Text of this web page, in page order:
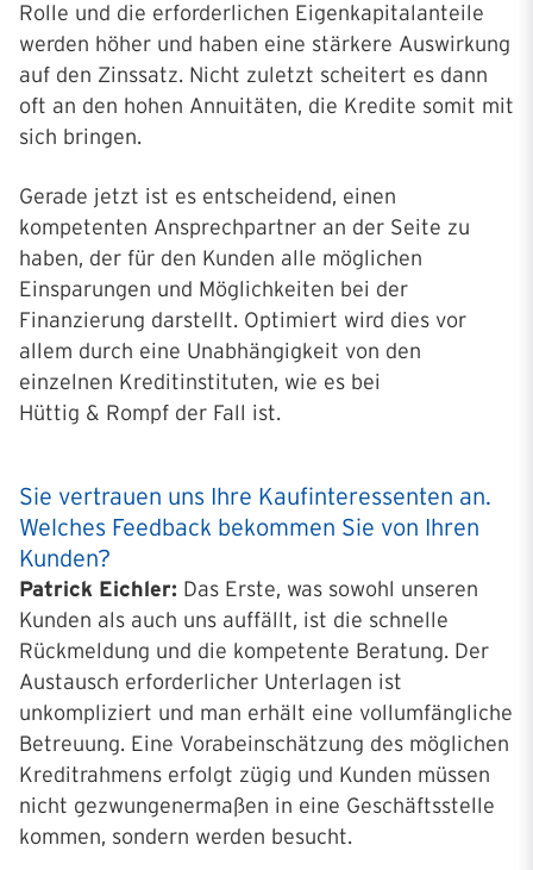
Rolle und die erforderlichen Eigenkapitalanteile
werden höher und haben eine stärkere Auswirkung
auf den Zinssatz. Nicht zuletzt scheitert es dann
oft an den hohen Annuitäten, die Kredite somit mit
sich bringen.
Gerade jetzt ist es entscheidend, einen
kompetenten Ansprechpartner an der Seite zu
haben, der für den Kunden alle möglichen
Einsparungen und Möglichkeiten bei der
Finanzierung darstellt. Optimiert wird dies vor
allem durch eine Unabhängigkeit von den
einzelnen Kreditinstituten, wie es bei
Hüttig & Rompf der Fall ist.
Sie vertrauen uns Ihre Kaufinteressenten an.
Welches Feedback bekommen Sie von Ihren
Kunden?
Patrick Eichler: Das Erste, was sowohl unseren
Kunden als auch uns auffällt, ist die schnelle
Rückmeldung und die kompetente Beratung. Der
Austausch erforderlicher Unterlagen ist
unkompliziert und man erhält eine vollumfängliche
Betreuung. Eine Vorabeinschätzung des möglichen
Kreditrahmens erfolgt zügig und Kunden müssen
nicht gezwungenermaßen in eine Geschäftsstelle
kommen, sondern werden besucht.